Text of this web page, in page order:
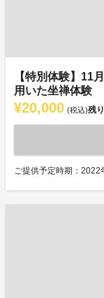
【特別体験】11
用いた坐禅体験
¥20,000 (税込)残り
ご提供予定時期：2022